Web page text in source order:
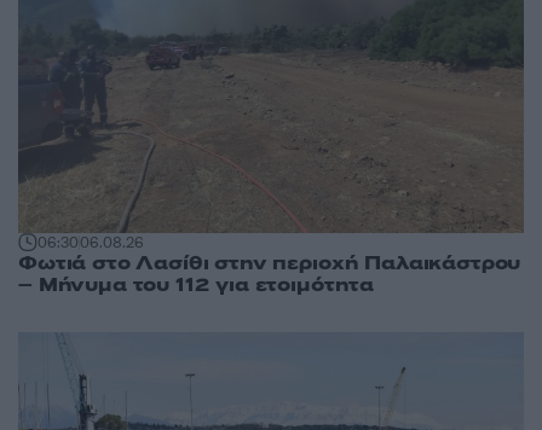
06:3006.08.26
Φωτιά στο Λασίθι στην περιοχή Παλαικάστρου
– Μήνυμα του 112 για ετοιμότητα